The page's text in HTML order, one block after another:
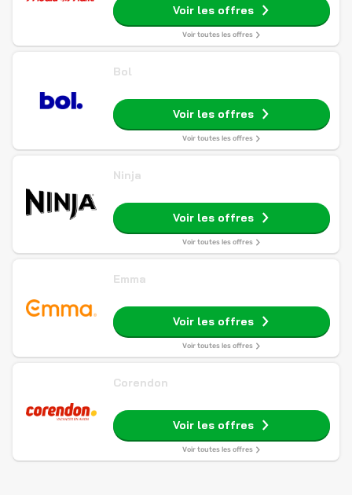
Voir les offres
Voir toutes les offres
Bol
Voir les offres
Voir toutes les offres
Ninja
Voir les offres
Voir toutes les offres
Emma
Voir les offres
Voir toutes les offres
Corendon
Voir les offres
Voir toutes les offres